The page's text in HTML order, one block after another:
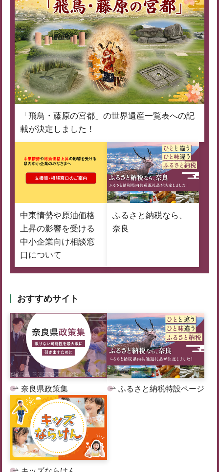
「飛鳥・藤原の宮都」の世界遺産一覧表への記
載が決定しました！
中東情勢や原油価格
上昇の影響を受ける
中小企業向け相談窓
口について
ふるさと納税なら、
奈良
おすすめサイト
奈良県政策集 ふるさと納税特設ページ